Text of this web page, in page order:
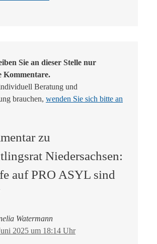
Sie an dieser Stelle nur
Kommentare.
Beratung und
brauchen, wenden Sie sich bitte an
zu
Niedersachsen:
auf PRO ASYL sind
Watermann
2025 um 18:14 Uhr